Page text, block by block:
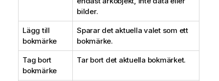
bilder.
Lägg till
bokmärke
Sparar det aktuella valet som ett
bokmärke.
Tag bort
bokmärke
Tar bort det aktuella bokmärket.